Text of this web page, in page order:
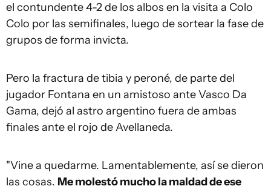
el contundente 4-2 de los albos en la visita a Colo
Colo por las semifinales, luego de sortear la fase de
grupos de forma invicta.
Pero la fractura de tibia y peroné, de parte del
jugador Fontana en un amistoso ante Vasco Da
Gama, dejó al astro argentino fuera de ambas
finales ante el rojo de Avellaneda.
"Vine a quedarme. Lamentablemente, así se dieron
las cosas. Me molestó mucho la maldad de ese